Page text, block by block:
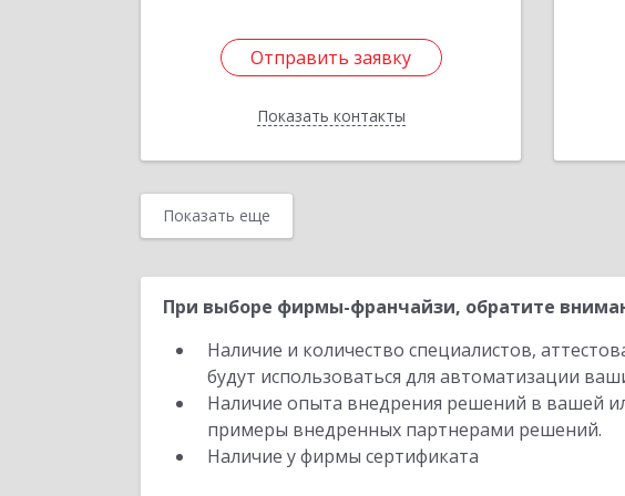
Отправить заявку
Показать контакты
Отправить заявку
Назад
Показать еще
При выборе фирмы-франчайзи, обратите
Наличие и количество специалистов,
будут использоваться для автоматизации
Наличие опыта внедрения решений в вашей
примеры внедренных партнерами решений.
Наличие у фирмы сертификата